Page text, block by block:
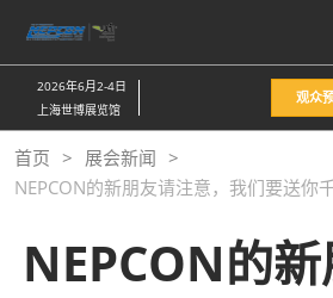
接
跳
至
内
容
2026年6月2-4日
上海世博展览馆
观众
首页
展会新闻
NEPCON的新朋友请注意，我们要送你
NEPCON的